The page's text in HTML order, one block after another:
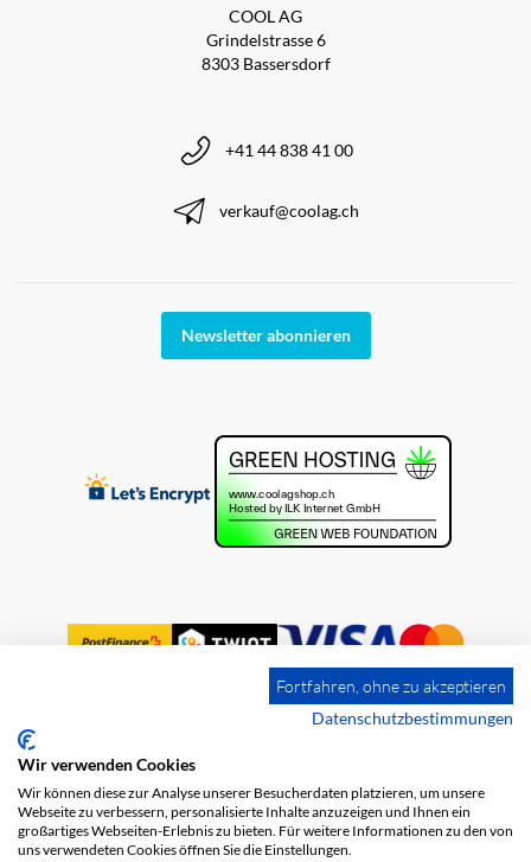
COOL AG
Grindelstrasse 6
8303 Bassersdorf
+41 44 838 41 00
verkauf@coolag.ch
Newsletter abonnieren
Impressum
Datenschutz
Fortfahren, ohne zu akzeptieren
Datenschutzbestimmungen
Wir verwenden Cookies
Wir können diese zur Analyse unserer Besucherdaten platzieren, um unsere
Webseite zu verbessern, personalisierte Inhalte anzuzeigen und Ihnen ein
großartiges Webseiten-Erlebnis zu bieten. Für weitere Informationen zu den von
uns verwendeten Cookies öffnen Sie die Einstellungen.